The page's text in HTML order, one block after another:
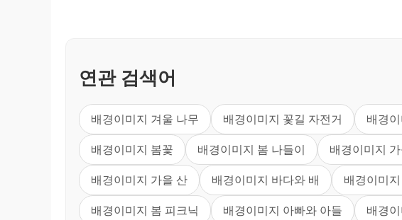
연관 검색어
배경이미지 겨울 나무 배경이미지 꽃길 자전거 배경
배경이미지 봄꽃 배경이미지 봄 나들이 배경이미지
배경이미지 가을 산 배경이미지 바다와 배 배경이미
배경이미지 봄 피크닉 배경이미지 아빠와 아들 배경